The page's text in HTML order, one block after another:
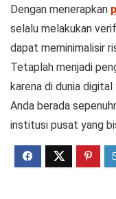
Dengan menerapkan
selalu melakukan
dapat meminimalisir
Tetaplah menjadi
karena di dunia
Anda berada
institusi pusat yang